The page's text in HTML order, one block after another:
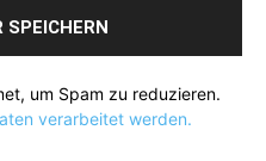
um Spam zu reduzieren.
verarbeitet werden.